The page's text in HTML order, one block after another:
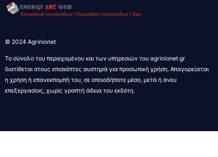
© 2024 Agrinionet
Το σύνολο του περιεχομένου και των υπηρεσιών του agrinionet.gr
διατίθεται στους επισκέπτες αυστηρά για προσωπική χρήση. Απαγορεύεται
η χρήση ή επανεκπομπή του, σε οποιοδήποτε μέσο, μετά ή άνευ
επεξεργασίας, χωρίς γραπτή άδεια του εκδότη.